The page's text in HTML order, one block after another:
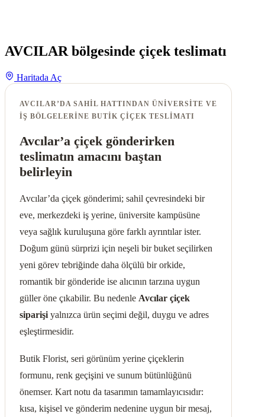
AVCILAR bölgesinde çiçek teslimatı
Haritada Aç
AVCILAR’DA SAHIL HATTINDAN ÜNIVERSITE VE
IŞ BÖLGELERINE BUTIK ÇIÇEK TESLIMATI
Avcılar’a çiçek gönderirken
teslimatın amacını baştan
belirleyin
Avcılar’da çiçek gönderimi; sahil çevresindeki bir
eve, merkezdeki iş yerine, üniversite kampüsüne
veya sağlık kuruluşuna göre farklı ayrıntılar ister.
Doğum günü sürprizi için neşeli bir buket seçilirken
yeni görev tebriğinde daha ölçülü bir orkide,
romantik bir gönderide ise alıcının tarzına uygun
güller öne çıkabilir. Bu nedenle Avcılar çiçek
siparişi yalnızca ürün seçimi değil, duygu ve adres
eşleştirmesidir.
Butik Florist, seri görünüm yerine çiçeklerin
formunu, renk geçişini ve sunum bütünlüğünü
önemser. Kart notu da tasarımın tamamlayıcısıdır:
kısa, kişisel ve gönderim nedenine uygun bir mesaj,